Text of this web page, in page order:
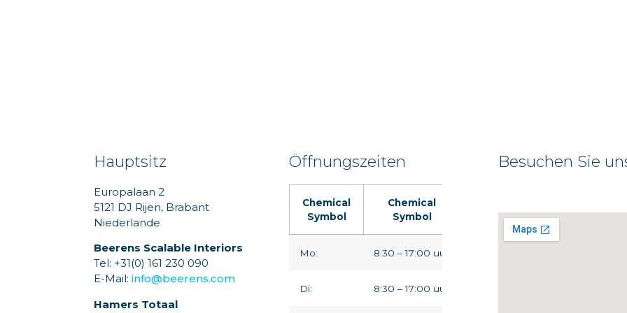
Hauptsitz
Europalaan 2
5121 DJ Rijen, Brabant
Niederlande
Beerens Scalable Interiors
Tel: +31(0) 161 230 090
E-Mail:info@beerens.com
Hamers Totaal
Öffnungszeiten
Chemical
Symbol
Chemical
Symbol
Mo: 8:30 – 17:00 uur
Di: 8:30 – 17:00 uur
Besuchen Sie